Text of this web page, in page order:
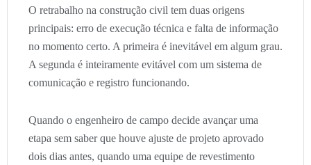
O retrabalho na construção civil tem duas origens
principais: erro de execução técnica e falta de informação
no momento certo. A primeira é inevitável em algum grau.
A segunda é inteiramente evitável com um sistema de
comunicação e registro funcionando.
Quando o engenheiro de campo decide avançar uma
etapa sem saber que houve ajuste de projeto aprovado
dois dias antes, quando uma equipe de revestimento